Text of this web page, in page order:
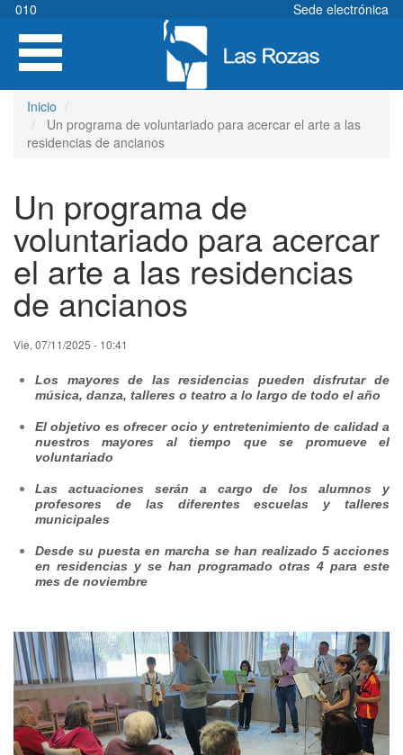
Pasar
contenido
principal
010
Sede electrónica
Toggle
navigation
Inicio
Un programa de voluntariado para acercar el arte a las
residencias de ancianos
Un programa de
voluntariado para acercar
el arte a las residencias
de ancianos
Vie, 07/11/2025 - 10:41
Los mayores de las residencias pueden disfrutar de
música, danza, talleres o teatro a lo largo de todo el año
El objetivo es ofrecer ocio y entretenimiento de calidad a
nuestros mayores al tiempo que se promueve el
voluntariado
Las actuaciones serán a cargo de los alumnos y
profesores de las diferentes escuelas y talleres
municipales
Desde su puesta en marcha se han realizado 5 acciones
en residencias y se han programado otras 4 para este
mes de noviembre